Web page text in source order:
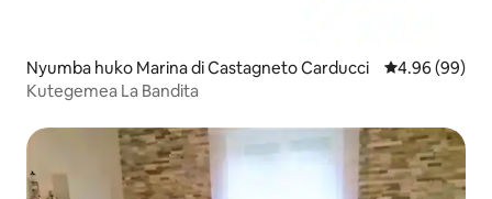
Nyumba huko Marina di Castagneto Carducci Ukadiriaji wa
4.96 (99)
Kutegemea La Bandita